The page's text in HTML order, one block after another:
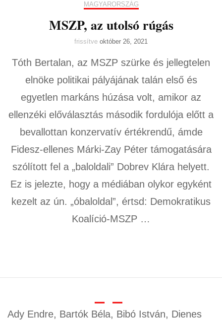
MAGYARORSZÁG
MSZP, az utolsó rúgás
frissítve október 26, 2021
Tóth Bertalan, az MSZP szürke és jellegtelen
elnöke politikai pályájának talán első és
egyetlen markáns húzása volt, amikor az
ellenzéki előválasztás második fordulója előtt a
bevallottan konzervatív értékrendű, ámde
Fidesz-ellenes Márki-Zay Péter támogatására
szólított fel a „baloldali” Dobrev Klára helyett.
Ez is jelezte, hogy a médiában olykor egyként
kezelt az ún. „óbaloldal”, értsd: Demokratikus
Koalíció-MSZP …
Ady Endre, Bartók Béla, Bibó István, Dienes